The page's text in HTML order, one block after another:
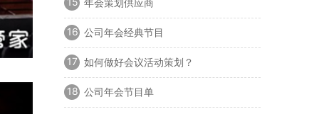
年会策划供应商
16 公司年会经典节目
17 如何做好会议活动策划？
18 公司年会节目单